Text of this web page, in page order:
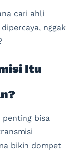
cari ahli
nggak
Itu
penting bisa
bikin dompet